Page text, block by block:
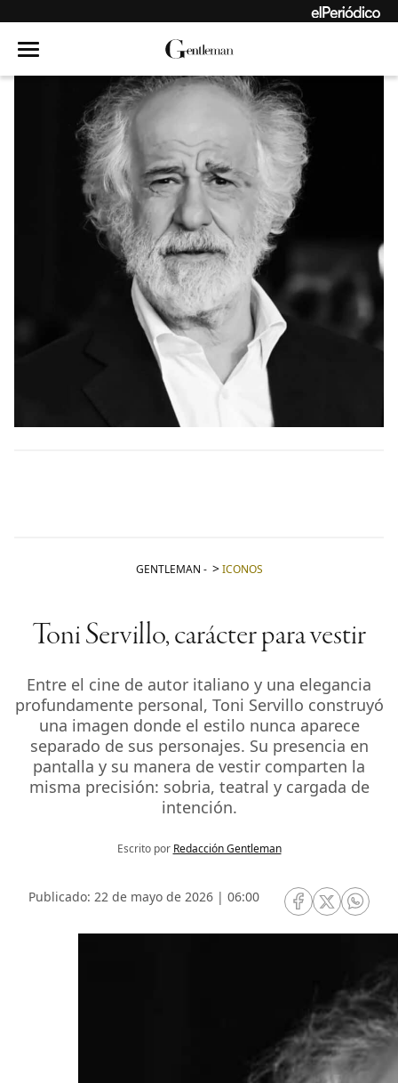
GENTLEMAN - ICONOS
Toni Servillo, carácter para vestir
Entre el cine de autor italiano y una elegancia
profundamente personal, Toni Servillo construyó
una imagen donde el estilo nunca aparece
separado de sus personajes. Su presencia en
pantalla y su manera de vestir comparten la
misma precisión: sobria, teatral y cargada de
intención.
Escrito por Redacción Gentleman
Publicado: 22 de mayo de 2026 | 06:00
RRSS Facebook
RRSSRRSS